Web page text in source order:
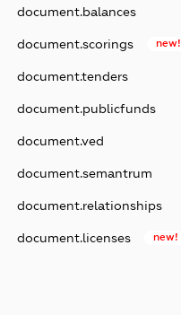
document.balances
document.scorings new!
document.tenders
document.publicfunds
document.ved
document.semantrum
document.relationships
document.licenses new!